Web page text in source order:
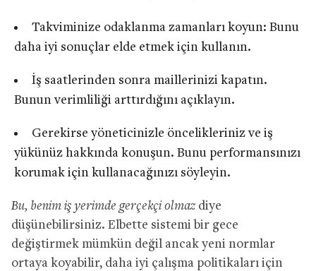
Takviminize odaklanma zamanları koyun: Bunu
daha iyi sonuçlar elde etmek için kullanın.
İş saatlerinden sonra maillerinizi kapatın.
Bunun verimliliği arttırdığını açıklayın.
Gerekirse yöneticinizle öncelikleriniz ve iş
yükünüz hakkında konuşun. Bunu performansınızı
korumak için kullanacağınızı söyleyin.
Bu, benim iş yerimde gerçekçi olmaz diye
düşünebilirsiniz. Elbette sistemi bir gece
değiştirmek mümkün değil ancak yeni normlar
ortaya koyabilir, daha iyi çalışma politikaları için